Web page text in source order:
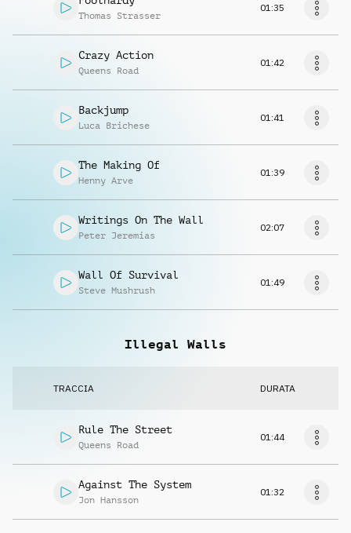
Thomas Strasser
01:35
Crazy Action
Queens Road
01:42
Backjump
Luca Brichese
01:41
The Making Of
Henny Arve
01:39
Writings On The Wall
Peter Jeremias
02:07
Wall Of Survival
Steve Mushrush
01:49
Illegal Walls
TRACCIA DURATA
Rule The Street
Queens Road
01:44
Against The System
Jon Hansson
01:32